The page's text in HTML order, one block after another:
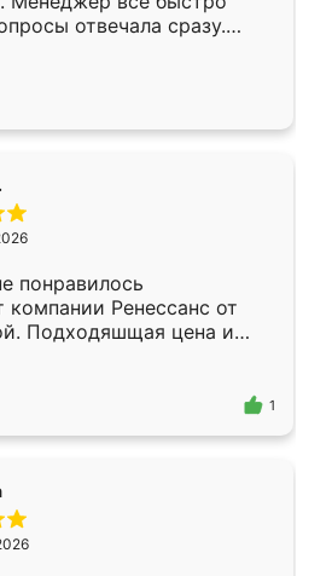
отвечала сразу.
в субботу, подошёл к
Собрали
аккуратно, даже
понравилось
компании Ренессанс от
Подходяшщая цена и
Приехавший
Владислав
эскизу самый
1